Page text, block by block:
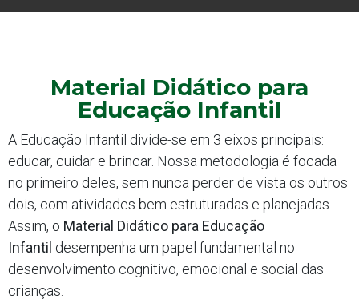
Material Didático para
Educação Infantil
A Educação Infantil divide-se em 3 eixos principais:
educar, cuidar e brincar. Nossa metodologia é focada
no primeiro deles, sem nunca perder de vista os outros
dois, com atividades bem estruturadas e planejadas.
Assim, o Material Didático para Educação
Infantil desempenha um papel fundamental no
desenvolvimento cognitivo, emocional e social das
crianças.